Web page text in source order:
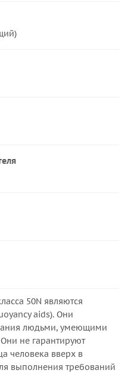
50N являются
aids). Они
людьми, умеющими
не гарантируют
человека вверх в
выполнения требований